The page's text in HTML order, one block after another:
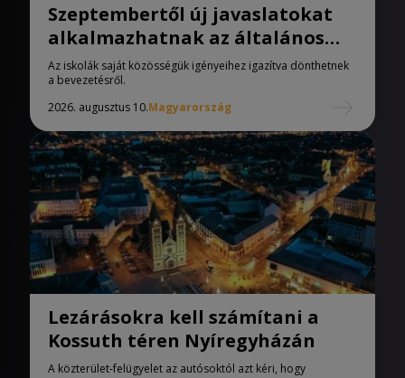
Szeptembertől új javaslatokat
alkalmazhatnak az általános
iskolák
Az iskolák saját közösségük igényeihez igazítva dönthetnek
a bevezetésről.
2026. augusztus 10.Magyarország
Lezárásokra kell számítani a
Kossuth téren Nyíregyházán
A közterület-felügyelet az autósoktól azt kéri, hogy